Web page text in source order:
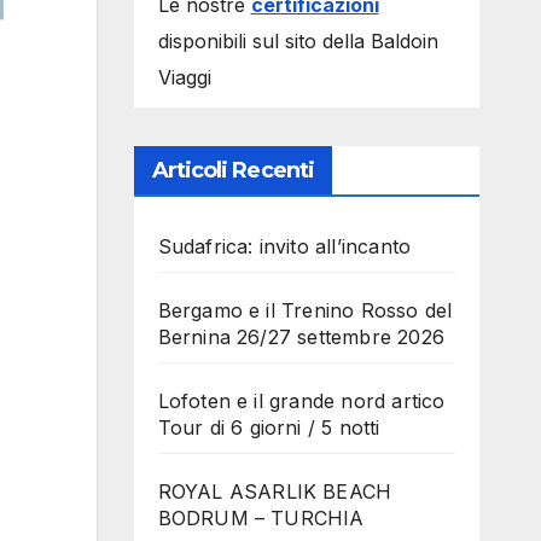
Le nostre certificazioni
disponibili sul sito della Baldoin
Viaggi
Articoli Recenti
Sudafrica: invito all’incanto
Bergamo e il Trenino Rosso del
Bernina 26/27 settembre 2026
Lofoten e il grande nord artico
Tour di 6 giorni / 5 notti
ROYAL ASARLIK BEACH
BODRUM – TURCHIA